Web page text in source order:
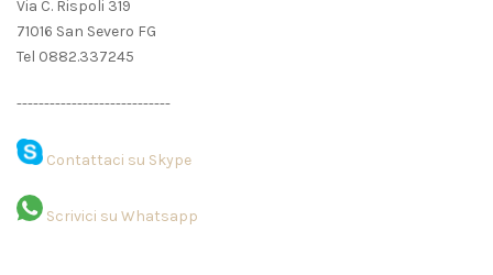
Via C. Rispoli 319
71016 San Severo FG
Tel 0882.337245
----------------------------
Contattaci su Skype
Scrivici su Whatsapp